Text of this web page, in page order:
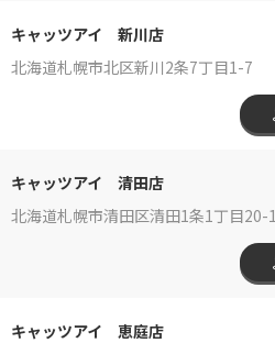
キャッツアイ 新川店
北海道札幌市北区新川2条7丁目1-7
キャッツアイ 清田店
北海道札幌市清田区清田1条1丁目20-1
キャッツアイ 恵庭店